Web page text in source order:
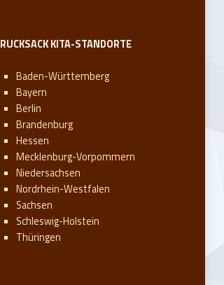
RUCKSACK KITA-STANDORTE
Baden-Württemberg
Bayern
Berlin
Brandenburg
Hessen
Mecklenburg-Vorpommern
Niedersachsen
Nordrhein-Westfalen
Sachsen
Schleswig-Holstein
Thüringen